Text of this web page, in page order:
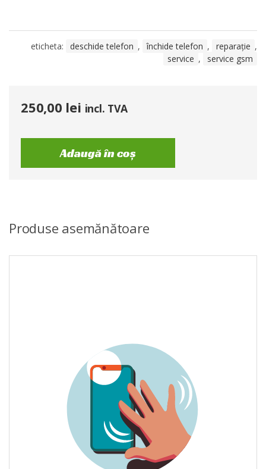
eticheta: deschide telefon , închide telefon , reparație ,
service , service gsm
250,00 lei incl. TVA
Adaugă în coș
Produse asemănătoare